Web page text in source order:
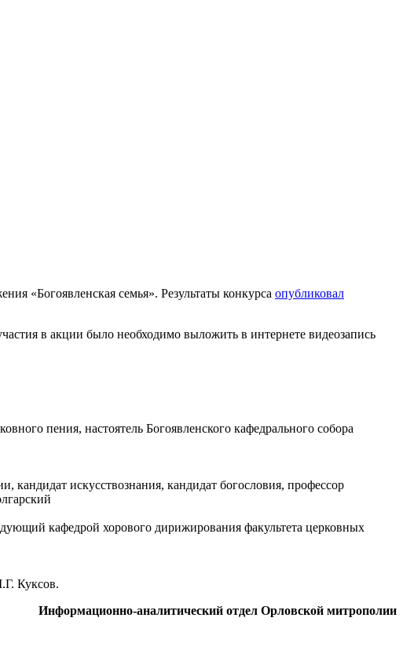
«Богоявленская семья». Результаты конкурса опубликовал
в акции было необходимо выложить в интернете видеозапись
пения, настоятель Богоявленского кафедрального собора
искусствознания, кандидат богословия, профессор
кафедрой хорового дирижирования факультета церковных
Куксов.
Информационно-аналитический отдел Орловской митрополии